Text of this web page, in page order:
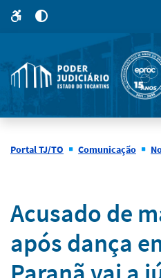
site
5
modo
de
alto
Portal TJ/TO Comunicação
Notícias
Acusado de
após dança